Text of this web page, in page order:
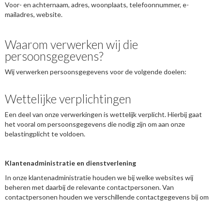
Voor- en achternaam, adres, woonplaats, telefoonnummer, e-
mailadres, website.
Waarom verwerken wij die
persoonsgegevens?
Wij verwerken persoonsgegevens voor de volgende doelen:
Wettelijke verplichtingen
Een deel van onze verwerkingen is wettelijk verplicht. Hierbij gaat
het vooral om persoonsgegevens die nodig zijn om aan onze
belastingplicht te voldoen.
Klantenadministratie en dienstverlening
In onze klantenadministratie houden we bij welke websites wij
beheren met daarbij de relevante contactpersonen. Van
contactpersonen houden we verschillende contactgegevens bij om